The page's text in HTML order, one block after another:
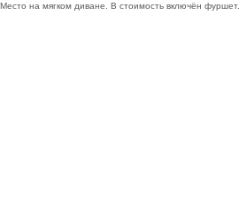
Место на мягком диване. В стоимость включён фуршет.